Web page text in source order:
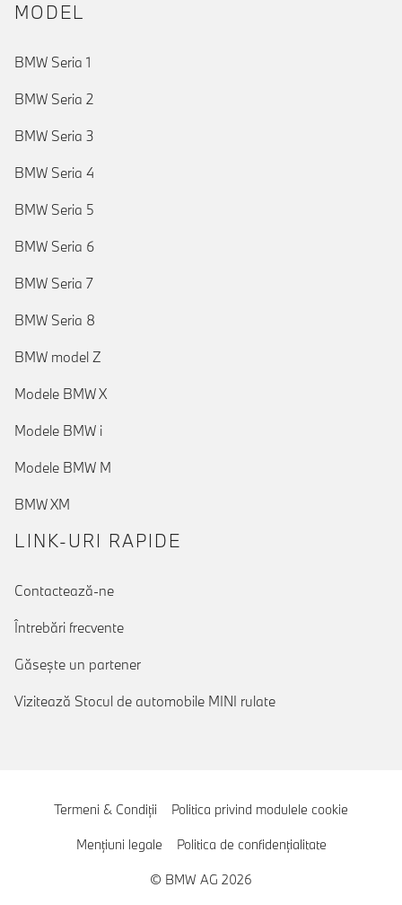
MODEL
BMW Seria 1
BMW Seria 2
BMW Seria 3
BMW Seria 4
BMW Seria 5
BMW Seria 6
BMW Seria 7
BMW Seria 8
BMW model Z
Modele BMW X
Modele BMW i
Modele BMW M
BMW XM
LINK-URI RAPIDE
Contactează-ne
Întrebări frecvente
Găseşte un partener
Vizitează Stocul de automobile MINI rulate
Termeni & Condiţii Politica privind modulele cookie
Menţiuni legale Politica de confidenţialitate
© BMW AG 2026